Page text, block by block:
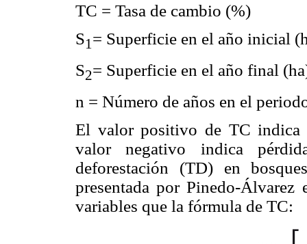
TC = Tasa de cambio (%)
S1 = Superficie en el año inicial
S2= Superficie en el año final
n = Número de años en el
El valor positivo de TC indica
valor negativo indica
deforestación (TD) en
presentada por Pinedo-
variables que la fórmula de TC: